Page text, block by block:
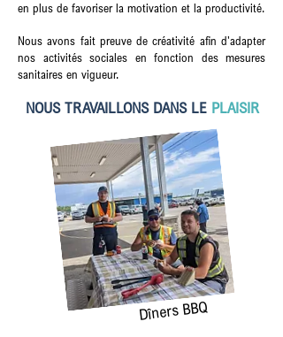
en plus de favoriser la motivation et la productivité.
Nous avons fait preuve de créativité afin d'adapter
nos activités sociales en fonction des mesures
sanitaires en vigueur.
NOUS TRAVAILLONS DANS LE PLAISIR
Dîners BBQ